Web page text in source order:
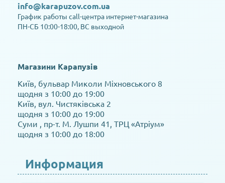
info@karapuzov.com.ua
График работы call-центра интернет-магазина
ПН-СБ 10:00-18:00, ВС выходной
Магазини Карапузів
Київ, бульвар Миколи Міхновського 8
щодня з 10:00 до 19:00
Київ, вул. Чистяківська 2
щодня з 10:00 до 19:00
Суми , пр-т. М. Лушпи 41, ТРЦ «Атріум»
щодня з 10:00 до 18:00
Информация